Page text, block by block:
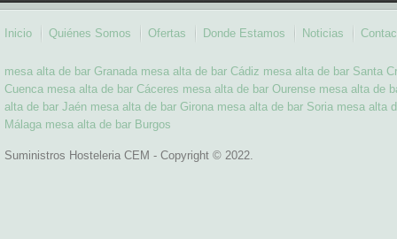
Inicio Quiénes Somos Ofertas Donde Estamos Noticias
mesa alta de bar Granada mesa alta de bar Cádiz mesa alta de bar Santa
Cuenca mesa alta de bar Cáceres mesa alta de bar Ourense mesa alta de
alta de bar Jaén mesa alta de bar Girona mesa alta de bar Soria mesa alta
Málaga mesa alta de bar Burgos
Suministros Hosteleria CEM - Copyright © 2022.